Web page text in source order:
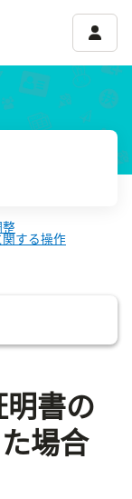
帳號
する操作
書の
場合